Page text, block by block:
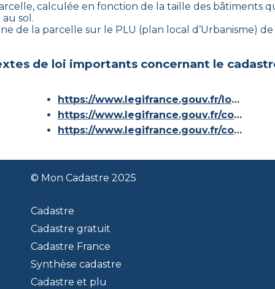
calculée en fonction de la taille des bâtiments
sol.
de la parcelle sur le PLU (plan local d’Urbanisme)
de loi importants concernant le
https://www.legifrance.gouv.fr/loda/id/JORFTEXT000000686267/
https://www.legifrance.gouv.fr/codes/article_lc/LEGIARTI000036588629/
https://www.legifrance.gouv.fr/codes/id/LEGISCTA000006180153/
© Mon Cadastre 2025
Cadastre
Cadastre gratuit
Cadastre France
Synthèse cadastre
Cadastre et plu